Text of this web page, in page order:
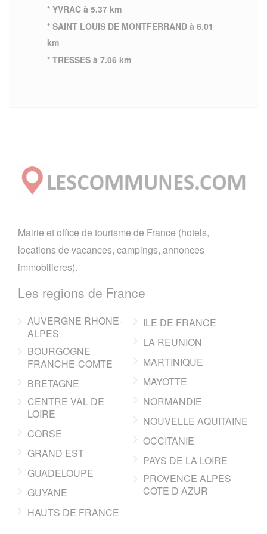
* YVRAC à 5.37 km
* SAINT LOUIS DE MONTFERRAND à 6.01
km
* TRESSES à 7.06 km
Mairie et office de tourisme de France (hotels,
locations de vacances, campings, annonces
immobilieres).
Les regions de France
AUVERGNE RHONE-
ALPES
BOURGOGNE
FRANCHE-COMTE
BRETAGNE
CENTRE VAL DE
LOIRE
CORSE
GRAND EST
GUADELOUPE
GUYANE
HAUTS DE FRANCE
ILE DE FRANCE
LA REUNION
MARTINIQUE
MAYOTTE
NORMANDIE
NOUVELLE AQUITAINE
OCCITANIE
PAYS DE LA LOIRE
PROVENCE ALPES
COTE D AZUR